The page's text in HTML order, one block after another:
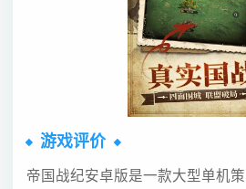
游戏评价
帝国战纪安卓版是一款大型单机